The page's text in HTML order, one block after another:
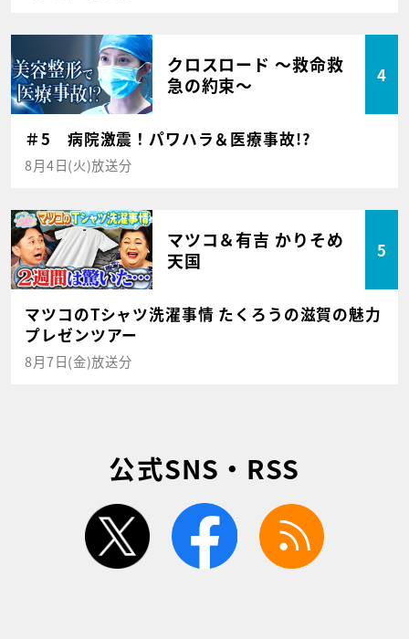
クロスロード ～救命救
急の約束～
4
＃5 病院激震！パワハラ＆医療事故!?
8月4日(火)放送分
マツコ＆有吉 かりそめ
天国
5
マツコのTシャツ洗濯事情 たくろうの滋賀の魅力
プレゼンツアー
8月7日(金)放送分
公式SNS・RSS
twitter facebook